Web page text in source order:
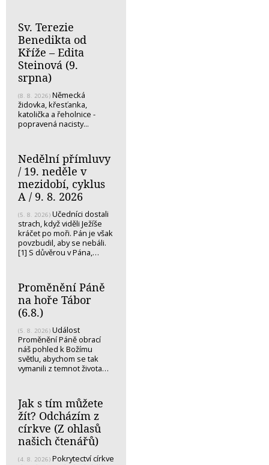
Sv. Terezie
Benedikta od
Kříže – Edita
Steinová (9.
srpna)
(8. 8. 2026) Německá
židovka, křesťanka,
katolička a řeholnice -
popravená nacisty...
Nedělní přímluvy
/ 19. neděle v
mezidobí, cyklus
A / 9. 8. 2026
(5. 8. 2026) Učedníci dostali
strach, když viděli Ježíše
kráčet po moři. Pán je však
povzbudil, aby se nebáli.
[1] S důvěrou v Pána,…
Proměnění Páně
na hoře Tábor
(6.8.)
(5. 8. 2026) Událost
Proměnění Páně obrací
náš pohled k Božímu
světlu, abychom se tak
vymanili z temnot života…
Jak s tím můžete
žít? Odcházím z
církve (Z ohlasů
našich čtenářů)
(4. 8. 2026) Pokrytectví církve